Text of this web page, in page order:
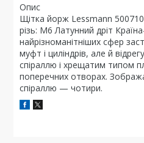
Опис
Щітка йорж Lessmann
різь: М6 Латунний дріт
найрізноманітніших сфер
муфт і циліндрів, але й
спіраллю і хрещатим типом
поперечних отворах.
спіраллю — чотири.